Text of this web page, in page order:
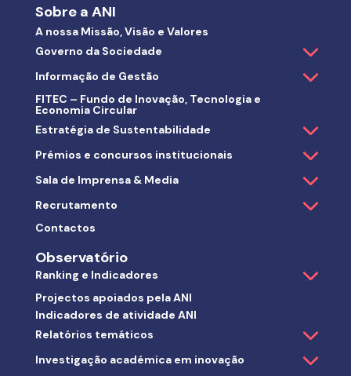
Sobre a ANI
A nossa Missão, Visão e Valores
Governo da Sociedade
Informação de Gestão
FITEC – Fundo de Inovação, Tecnologia e
Economia Circular
Estratégia de Sustentabilidade
Prémios e concursos institucionais
Sala de Imprensa & Media
Recrutamento
Contactos
Observatório
Ranking e Indicadores
Projectos apoiados pela ANI
Indicadores de atividade ANI
Relatórios temáticos
Investigação académica em inovação